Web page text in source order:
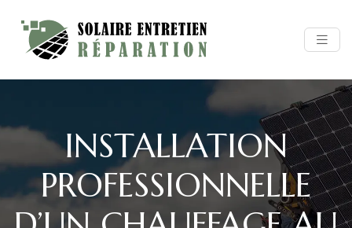
INSTALLATION
PROFESSIONNELLE